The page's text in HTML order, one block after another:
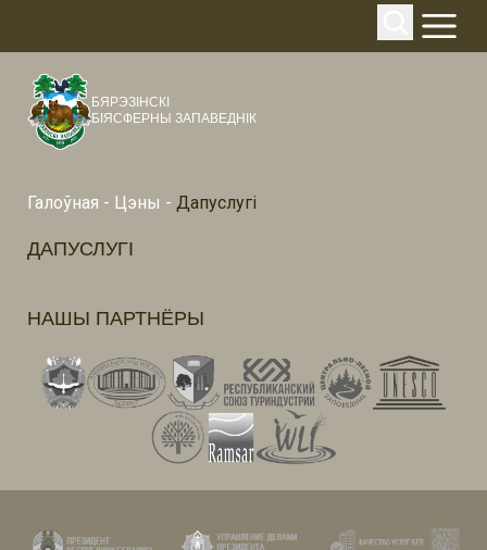
БЯРЭЗІНСКІ
БІЯСФЕРНЫ ЗАПАВЕДНІК
Галоўная - Цэны - Дапуслугі
ДАПУСЛУГІ
НАШЫ ПАРТНЁРЫ